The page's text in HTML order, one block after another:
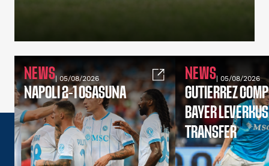
NEWS| 05/08/2026
NAPOLI 2-1 OSASUNA
NEWS| 05/08/2026
GUTIERREZ
BAYER
TRANSFER